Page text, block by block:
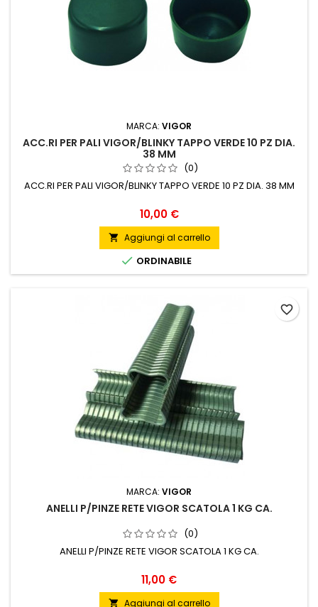
MARCA: VIGOR
ACC.RI PER PALI VIGOR/BLINKY TAPPO VERDE 10 PZ DIA.
38 MM
(0)
ACC.RI PER PALI VIGOR/BLINKY TAPPO VERDE 10 PZ DIA. 38 MM
Prezzo
10,00 €
 Aggiungi al carrello
 ORDINABILE
MARCA: VIGOR
ANELLI P/PINZE RETE VIGOR SCATOLA 1 KG CA.
(0)
ANELLI P/PINZE RETE VIGOR SCATOLA 1 KG CA.
Prezzo
11,00 €
 Aggiungi al carrello
favorite_border